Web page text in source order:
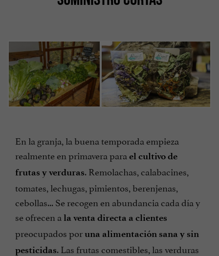
En la granja, la buena temporada empieza
realmente en primavera para el cultivo de
frutas y verduras. Remolachas, calabacines,
tomates, lechugas, pimientos, berenjenas,
cebollas... Se recogen en abundancia cada día y
se ofrecen a la venta directa a clientes
preocupados poruna alimentación sana y sin
pesticidas. Las frutas comestibles, las verduras